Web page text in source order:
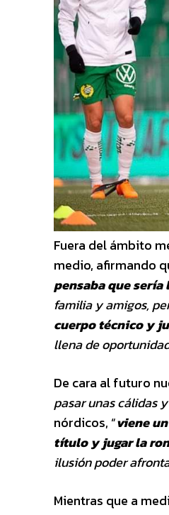
Fuera del ámbito
medio, afirmando
pensaba que
familia y amigos,
cuerpo técnico y
llena de
De cara al futuro
pasar unas cálidas
nórdicos, “viene
título y jugar la
ilusiónpoder
Mientras que a